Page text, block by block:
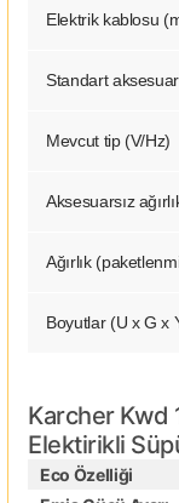
Elektrik kablosu
Standart
Mevcut tip (V/Hz)
Aksesuarsız
Ağırlık
Boyutlar (U x G x
Karcher Kwd
Elektirikli
Eco Özelliği